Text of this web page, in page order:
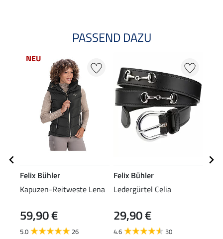
PASSEND DAZU
NEU
Felix Bühler
Kapuzen-Reitweste Lena
59,90 €
5.0 26
Felix Bühler
Ledergürtel Celia
29,90 €
4.6 30